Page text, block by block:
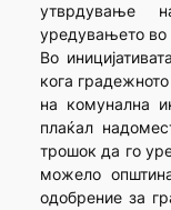
утврдување
уредувањето во
Во
кога
на комунална
плаќал
трошок да го
можело
одобрение за